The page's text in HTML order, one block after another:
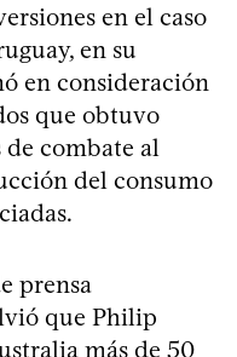
en el caso
en su
en consideración
que obtuvo
combate al
del consumo
prensa
que Philip
más de 50